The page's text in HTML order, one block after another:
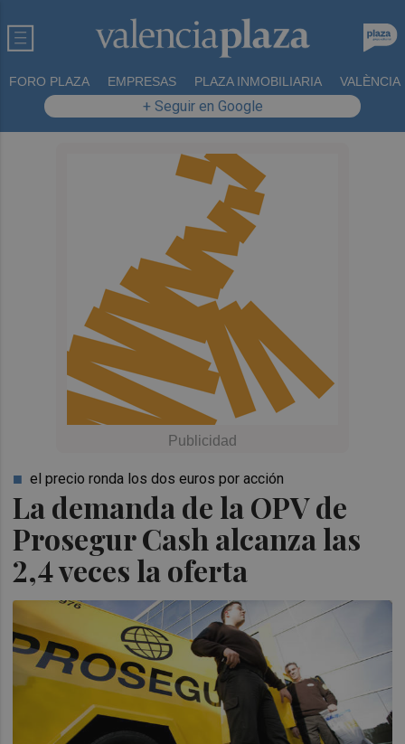
FORO PLAZA EMPRESAS PLAZA INMOBILIARIA VALÈNCIA
+ Seguir en Google
La demanda de la OPV de
Prosegur Cash alcanza las
2,4 veces la oferta
el precio ronda los dos euros por acción